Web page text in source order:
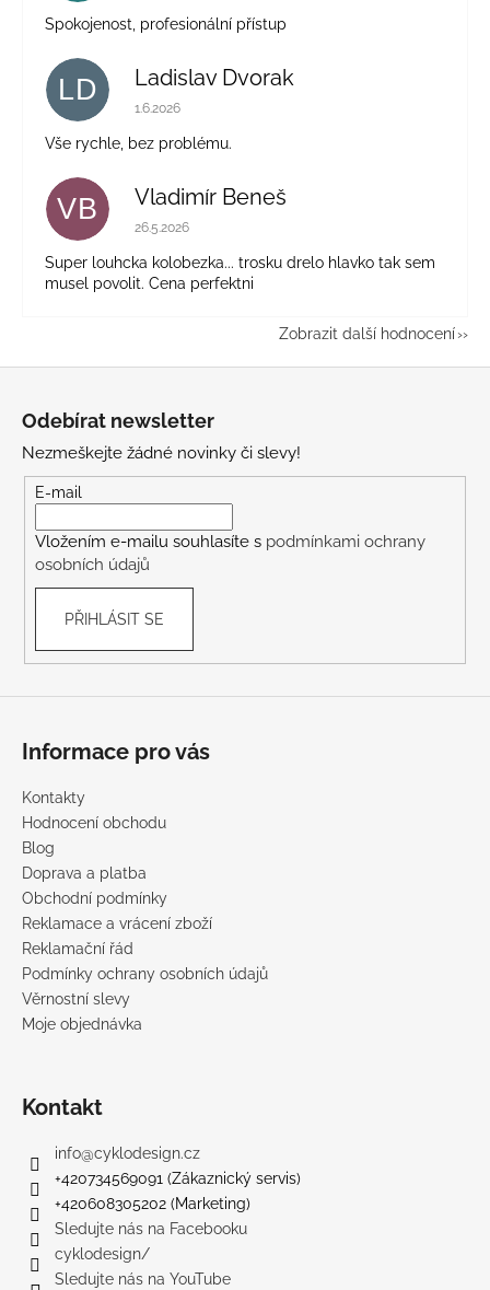
Spokojenost, profesionální přístup
LD Ladislav Dvorak
Hodnocení obchodu je 5 z 5 hvězdiček.
1.6.2026
Vše rychle, bez problému.
VB Vladimír Beneš
Hodnocení obchodu je 5 z 5 hvězdiček.
26.5.2026
Super louhcka kolobezka... trosku drelo hlavko tak sem
musel povolit. Cena perfektni
Zobrazit další hodnocení
Odebírat newsletter
Nezmeškejte žádné novinky či slevy!
E-mail
Vložením e-mailu souhlasíte s podmínkami ochrany
osobních údajů
PŘIHLÁSIT SE
Informace pro vás
Kontakty
Hodnocení obchodu
Blog
Doprava a platba
Obchodní podmínky
Reklamace a vrácení zboží
Reklamační řád
Podmínky ochrany osobních údajů
Věrnostní slevy
Moje objednávka
Kontakt
info@cyklodesign.cz
+420734569091 (Zákaznický servis)
+420608305202 (Marketing)
Sledujte nás na Facebooku
cyklodesign/
Sledujte nás na YouTube